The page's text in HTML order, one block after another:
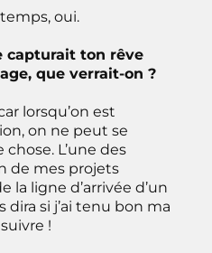
oui.
capturait ton rêve
que verrait-on ?
lorsqu’on est
on ne peut se
L’une des
de mes projets
la ligne d’arrivée d’un
dira si j’ai tenu bon ma
!